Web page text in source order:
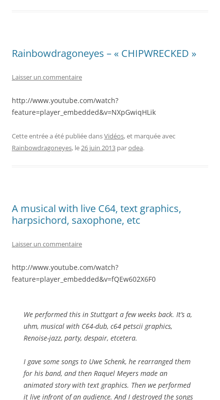
Rainbowdragoneyes – « CHIPWRECKED »
Laisser un commentaire
http://www.youtube.com/watch?
feature=player_embedded&v=NXpGwiqHLik
Cette entrée a été publiée dansVidéos, et marquée avec
Rainbowdragoneyes, le26 juin 2013 parodea.
A musical with live C64, text graphics,
harpsichord, saxophone, etc
Laisser un commentaire
http://www.youtube.com/watch?
feature=player_embedded&v=fQEw602X6F0
We performed this in Stuttgart a few weeks back. It’s a,
uhm, musical with C64-dub, c64 petscii graphics,
Renoise-jazz, party, despair, etcetera.
I gave some songs to Uwe Schenk, he rearranged them
for his band, and then Raquel Meyers made an
animated story with text graphics. Then we performed
it live infront of an audience. And I destroyed the songs